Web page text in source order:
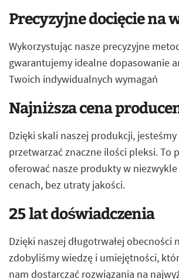
Precyzyjne docięcie na
Wykorzystując nasze precyzyjne
gwarantujemy idealne dopasowanie
Twoich indywidualnych wymagań
Najniższa cena
Dzięki skali naszej produkcji,
przetwarzać znaczne ilości pleksi. To
oferować nasze produkty w
cenach, bez utraty jakości.
25 lat doświadczenia
Dzięki naszej długotrwałej obecności
zdobyliśmy wiedzę i umiejętności,
nam dostarczać rozwiązania na